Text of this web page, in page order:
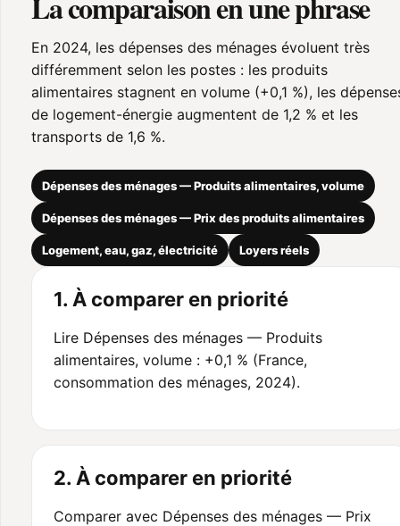
En 2024, les dépenses des ménages évoluent très
différemment selon les postes : les produits
alimentaires stagnent en volume (+0,1 %), les
de logement-énergie augmentent de 1,2 % et les
transports de 1,6 %.
Dépenses des ménages — Produits alimentaires, volume
Dépenses des ménages — Prix des produits alimentaires
Logement, eau, gaz, électricité Loyers réels
1. À comparer en priorité
Lire Dépenses des ménages — Produits
alimentaires, volume : +0,1 % (France,
consommation des ménages, 2024).
2. À comparer en priorité
Comparer avec Dépenses des ménages — Prix